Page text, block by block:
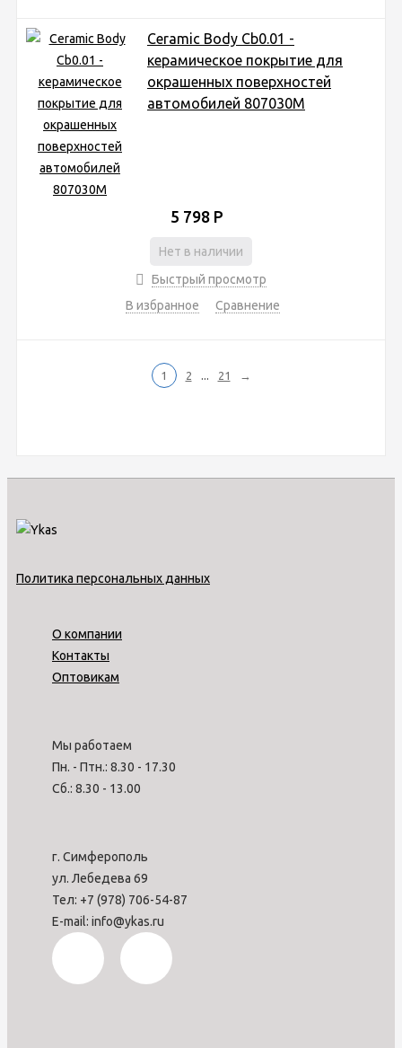
Ceramic Body Cb0.01 -
керамическое покрытие для
окрашенных поверхностей
автомобилей 807030M
5 798 Р
Нет в наличии
Быстрый просмотр
В избранное
Сравнение
1 2 ... 21 →
Политика персональных данных
О компании
Контакты
Оптовикам
Мы работаем
Пн. - Птн.: 8.30 - 17.30
Сб.: 8.30 - 13.00
г. Симферополь
ул. Лебедева 69
Тел: +7 (978) 706-54-87
E-mail: info@ykas.ru